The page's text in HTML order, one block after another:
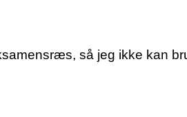
så jeg ikke kan